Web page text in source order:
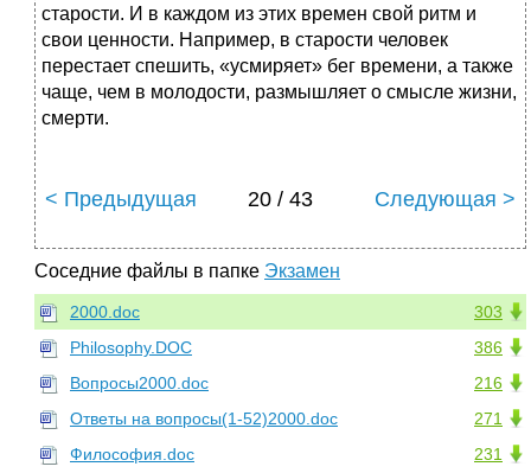
старости. И в каждом из этих времен свой ритм и
свои ценности. Например, в старости человек
перестает спешить, «усмиряет» бег времени, а также
чаще, чем в молодости, размышляет о смысле жизни,
смерти.
< Предыдущая 20 / 43 Следующая >
Соседние файлы в папке Экзамен
303
2000.doc
386
Philosophy.DOC
216
Вопросы2000.doc
271
Ответы на вопросы(1-52)2000.doc
231
Философия.doc